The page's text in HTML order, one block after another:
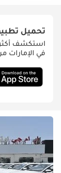
تحميل
في الإمارات من أكثر